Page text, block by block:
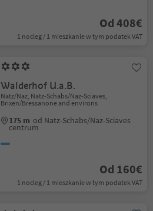
Od 408€
1 nocleg / 1 mieszkanie w tym podatek VAT
Walderhof U.a.B.
Natz/Naz, Natz-Schabs/Naz-Sciaves,
Brixen/Bressanone and environs
175 m od Natz-Schabs/Naz-Sciaves
centrum
Od 160€
1 nocleg / 1 mieszkanie w tym podatek VAT